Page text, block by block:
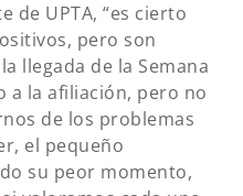
de UPTA, “es cierto
pero son
llegada de la Semana
a la afiliación, pero no
de los problemas
el pequeño
su peor momento,